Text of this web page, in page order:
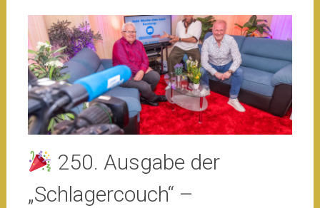
250. Ausgabe der
„Schlagercouch“ –